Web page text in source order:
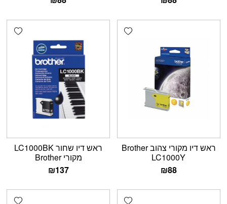
Add wishlist
ראש דיו מקורי צהוב Brother
LC1000Y
₪88
ראש דיו שחור LC1000BK
מקורי Brother
₪137
Add wishlist